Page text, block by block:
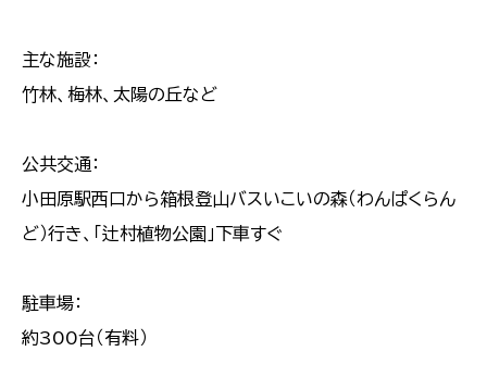
主な施設：
竹林、梅林、太陽の丘など
公共交通：
小田原駅西口から箱根登山バスいこいの森（わんぱくらん
ど）行き、「辻村植物公園」下車すぐ
駐車場：
約300台（有料）